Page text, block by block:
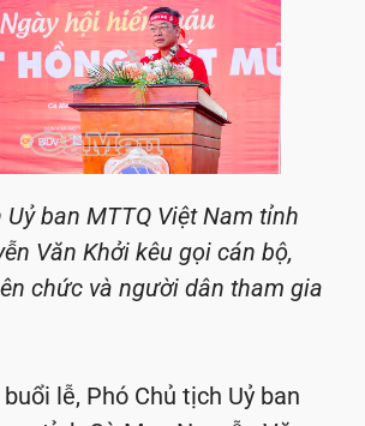
ban MTTQ Việt Nam tỉnh
Văn Khởi kêu gọi cán bộ,
chức và người dân tham gia
lễ, Phó Chủ tịch Uỷ ban